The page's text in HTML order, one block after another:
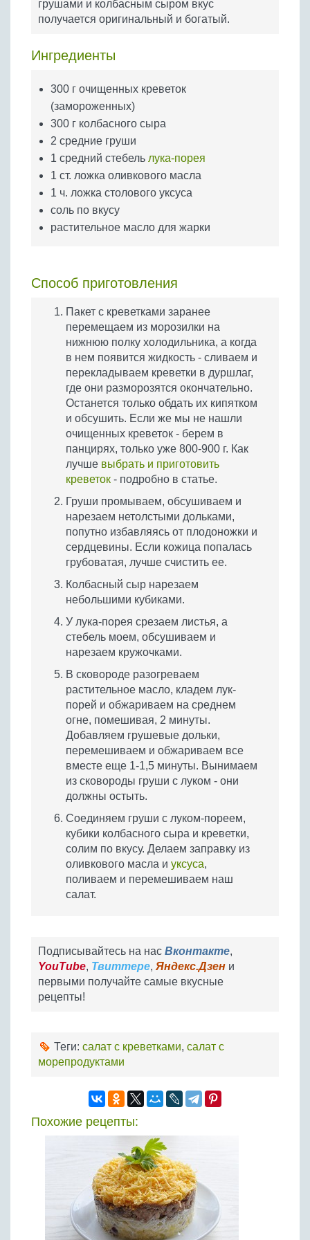
Бобовые
Яйца
грушами и колбасным сыром вкус
получается оригинальный и богатый.
Ингредиенты
300 г очищенных креветок
(замороженных)
300 г колбасного сыра
2 средние груши
1 средний стебель лука-порея
1 ст. ложка оливкового масла
1 ч. ложка столового уксуса
соль по вкусу
растительное масло для жарки
Способ приготовления
Пакет с креветками заранее
перемещаем из морозилки на
нижнюю полку холодильника, а когда
в нем появится жидкость - сливаем и
перекладываем креветки в дуршлаг,
где они разморозятся окончательно.
Останется только обдать их кипятком
и обсушить. Если же мы не нашли
очищенных креветок - берем в
панцирях, только уже 800-900 г. Как
лучше выбрать и приготовить
креветок - подробно в статье.
Груши промываем, обсушиваем и
нарезаем нетолстыми дольками,
попутно избавляясь от плодоножки и
сердцевины. Если кожица попалась
грубоватая, лучше счистить ее.
Колбасный сыр нарезаем
небольшими кубиками.
У лука-порея срезаем листья, а
стебель моем, обсушиваем и
нарезаем кружочками.
В сковороде разогреваем
растительное масло, кладем лук-
порей и обжариваем на среднем
огне, помешивая, 2 минуты.
Добавляем грушевые дольки,
перемешиваем и обжариваем все
вместе еще 1-1,5 минуты. Вынимаем
из сковороды груши с луком - они
должны остыть.
Соединяем груши с луком-пореем,
кубики колбасного сыра и креветки,
солим по вкусу. Делаем заправку из
оливкового масла и уксуса,
поливаем и перемешиваем наш
салат.
Подписывайтесь на нас Вконтакте,
YouTube, Твиттере, Яндекс.Дзен и
первыми получайте самые вкусные
рецепты!
Теги: салат с креветками, салат с
морепродуктами
Похожие рецепты: